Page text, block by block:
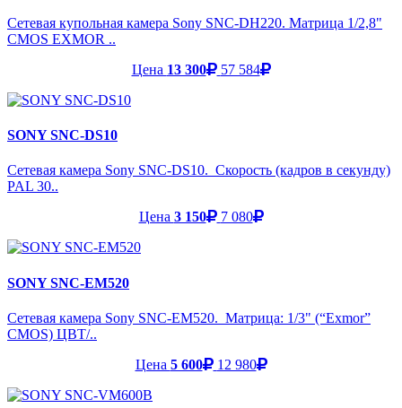
Сетевая купольная камера Sony SNC-DH220. Матрица 1/2,8"
CMOS EXMOR ..
Цена 13 300 57 584
SONY SNC-DS10
Сетевая камера Sony SNC-DS10. Скорость (кадров в секунду)
PAL 30..
Цена 3 150 7 080
SONY SNC-EM520
Сетевая камера Sony SNC-EM520. Матрица: 1/3" (“Exmor”
CMOS) ЦВТ/..
Цена 5 600 12 980